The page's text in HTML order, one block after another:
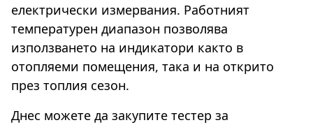
електрически измервания. Работният
температурен диапазон позволява
използването на индикатори както в
отопляеми помещения, така и на открито
през топлия сезон.
Днес можете да закупите тестер за